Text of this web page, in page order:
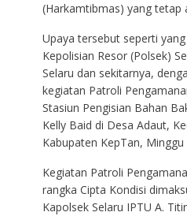
(Harkamtibmas) yang tetap
Upaya tersebut seperti
Kepolisian Resor (Polsek)
Selaru dan sekitarnya,
kegiatan Patroli
Stasiun Pengisian Bahan
Kelly Baid di Desa Adaut,
Kabupaten KepTan,
Kegiatan Patroli
rangka Cipta Kondisi
Kapolsek Selaru IPTU A.